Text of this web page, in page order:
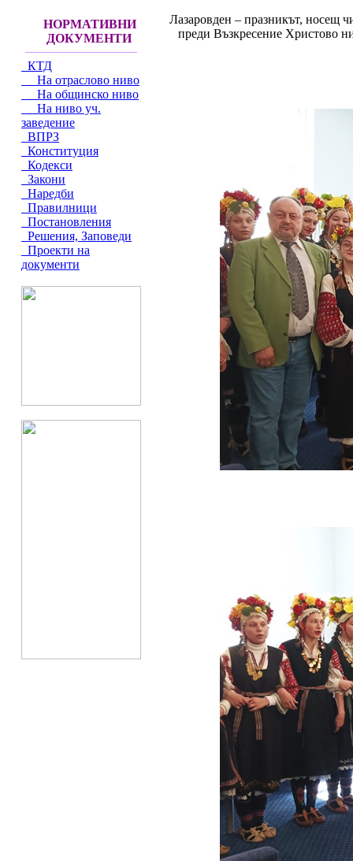
НОРМАТИВНИ
ДОКУМЕНТИ
КТД
На отраслово ниво
На общинско ниво
На ниво уч.
заведение
ВПРЗ
Конституция
Кодекси
Закони
Наредби
Правилници
Постановления
Решения, Заповеди
Проекти на
документи
Лазаровден – празникът, носещ
преди Възкресение Христово